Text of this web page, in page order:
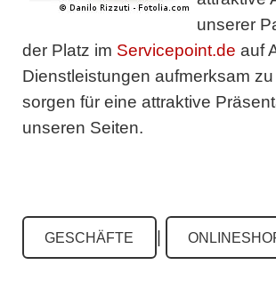
unserer
der Platz im Servicepoint.de auf
Dienstleistungen aufmerksam
sorgen für eine attraktive
unseren Seiten.
GESCHÄFTE |